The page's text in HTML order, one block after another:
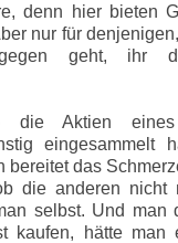
denn hier bieten
nur für
geht, ihr
Aktien eines
eingesammelt
bereitet das
die anderen nicht
selbst. Und man
kaufen, hätte man